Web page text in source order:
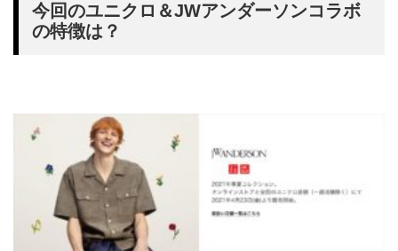
今回のユニクロ＆JWアンダーソンコラボ
の特徴は？